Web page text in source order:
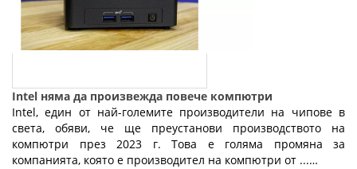
Intel няма да произвежда повече компютри
Intel, един от най-големите производители на чипове в
света, обяви, че ще преустанови производството на
компютри през 2023 г. Това е голяма промяна за
компанията, която е производител на компютри от ...…